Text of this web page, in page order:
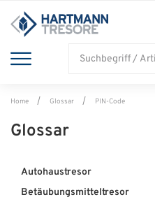
TRESORE
WAFFENSCHRANK
FEUERSCHUTZ
BRANCHEN
Home Glossar PIN-Code
Glossar
Autohaustresor
Betäubungsmitteltresor